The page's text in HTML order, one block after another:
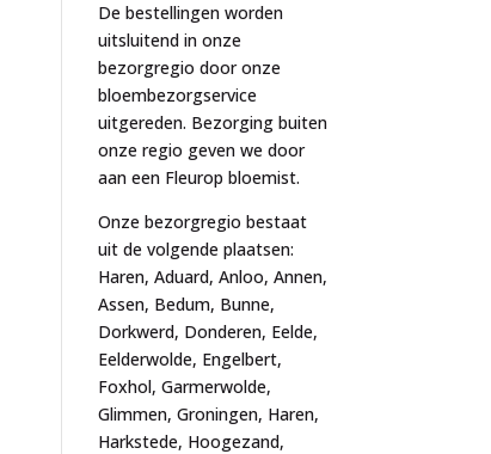
De bestellingen worden
uitsluitend in onze
bezorgregio door onze
bloembezorgservice
uitgereden. Bezorging buiten
onze regio geven we door
aan een Fleurop bloemist.
Onze bezorgregio bestaat
uit de volgende plaatsen:
Haren, Aduard, Anloo, Annen,
Assen, Bedum, Bunne,
Dorkwerd, Donderen, Eelde,
Eelderwolde, Engelbert,
Foxhol, Garmerwolde,
Glimmen, Groningen, Haren,
Harkstede, Hoogezand,